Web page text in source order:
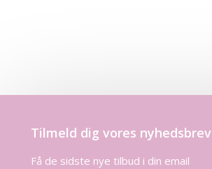
Tilmeld dig vores nyhedsbrev
Få de sidste nye tilbud i din email